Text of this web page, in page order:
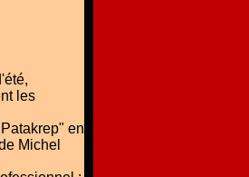
les
en
Michel